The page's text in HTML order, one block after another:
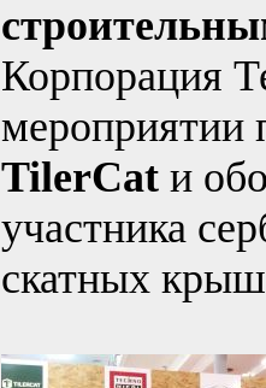
Корпорация
TilerCatи
участника
скатных